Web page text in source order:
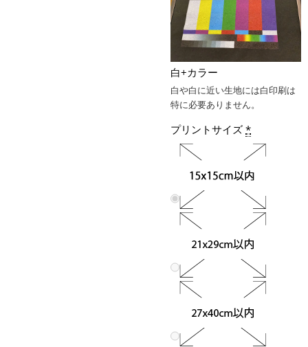
白+カラー
白や白に近い生地には白印刷は
特に必要ありません。
プリントサイズ *